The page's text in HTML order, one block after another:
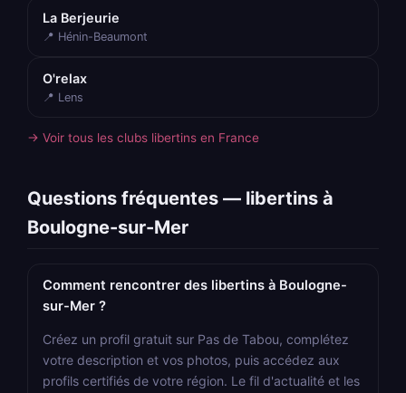
La Berjeurie
📍 Hénin-Beaumont
O'relax
📍 Lens
→ Voir tous les clubs libertins en France
Questions fréquentes — libertins à
Boulogne-sur-Mer
Comment rencontrer des libertins à Boulogne-
sur-Mer ?
Créez un profil gratuit sur Pas de Tabou, complétez
votre description et vos photos, puis accédez aux
profils certifiés de votre région. Le fil d'actualité et les